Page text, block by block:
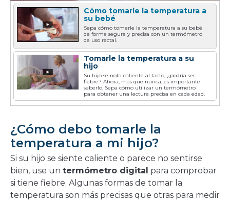
Cómo tomarle la temperatura a
su bebé
Sepa cómo tomarle la temperatura a su bebé
de forma segura y precisa con un termómetro
de uso rectal.
Tomarle la temperatura a su
hijo
Su hijo se nota caliente al tacto, ¿podría ser
fiebre? Ahora, más que nunca, es importante
saberlo. Sepa cómo utilizar un termómetro
para obtener una lectura precisa en cada edad.
¿Cómo debo tomarle la
temperatura a mi hijo?
Si su hijo se siente caliente o parece no sentirse
bien, use un termómetro digital para comprobar
si tiene fiebre. Algunas formas de tomar la
temperatura son más precisas que otras para medir